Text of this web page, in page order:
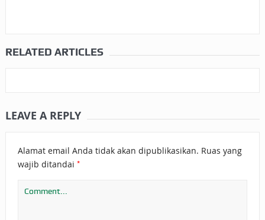
RELATED ARTICLES
LEAVE A REPLY
Alamat email Anda tidak akan dipublikasikan. Ruas yang
wajib ditandai *